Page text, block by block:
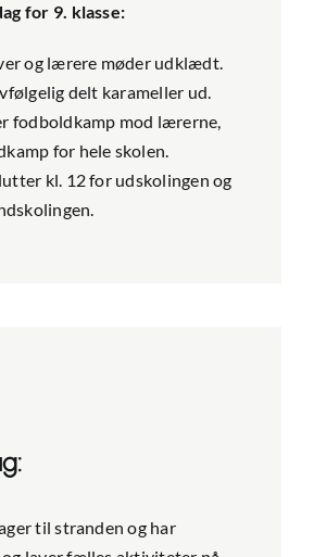
for 9. klasse:
og lærere møder udklædt.
delt karameller ud.
fodboldkamp mod lærerne,
for hele skolen.
kl. 12 for udskolingen og
til stranden og har